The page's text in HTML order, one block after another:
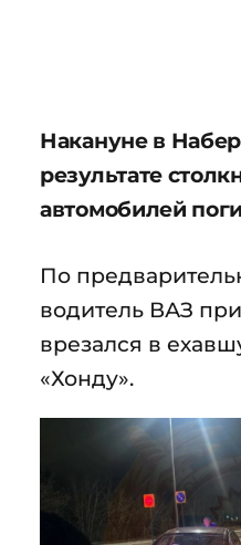
Накануне в
результате
автомобилей
По
водитель ВАЗ
врезался в
«Хонду».